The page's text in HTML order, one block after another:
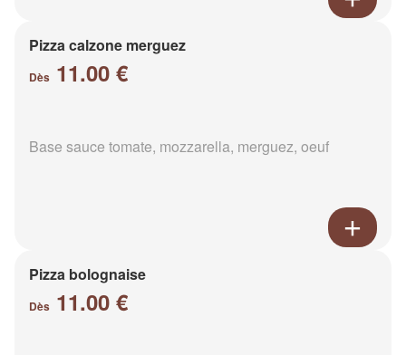
Pizza calzone merguez
Dès 11.00 €
Base sauce tomate, mozzarella, merguez, oeuf
Pizza bolognaise
Dès 11.00 €